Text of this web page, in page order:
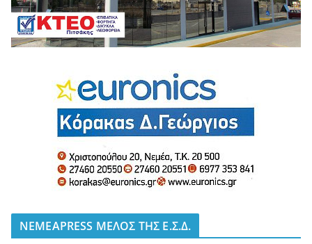
NEMEAPRESS ΜΕΛΟΣ ΤΗΣ Ε.Σ.Δ.